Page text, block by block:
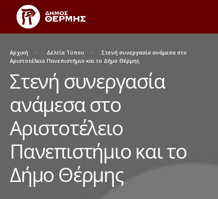
Αρχική Δελτία Τύπου
Στενή συνεργασία ανάμεσα στο
Αριστοτέλειο Πανεπιστήμιο και το Δήμο Θέρμης
Στενή συνεργασία
ανάμεσα στο
Αριστοτέλειο
Πανεπιστήμιο και το
Δήμο Θέρμης